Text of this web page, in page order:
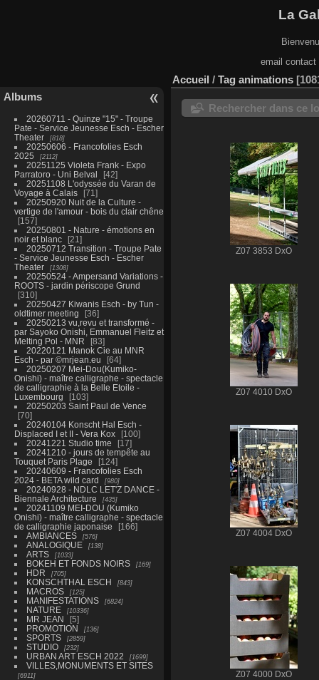
La
email
Albums
20260711 - Quinze "15" - Troupe
Pate - Service Jeunesse Esch - Escher
Theater
818
20250606 - Francofolies Esch
2025
2112
20251125 Violeta Frank - Expo
Parratoro - Uni Belval
42
20251108 L'odyssée du Varan de
Voyage à Calais
71
20250920 Nuit de la Culture -
vertige de l'amour - bois du clair chêne
157
20250801 - Nature - émotions en
noir et blanc
21
20250712 Transition - Troupe Pate
- Service Jeunesse Esch - Escher
Theater
1308
20250524 - Ampersand Variations -
ROOTS - jardin périscope Grund
310
20250427 Kiwanis Esch - by Tun -
oldtimer meeting
36
20250213 vu,revu et transformé -
par Sayoko Onishi, Emmanuel Fleitz et
Melting Pol - MNR
83
20220121 Manok Cie au MNR
Esch - par ©mrjean.eu
64
20250207 Mei-Dou(Kumiko-
Onishi) - maître calligraphe - spectacle
de calligraphie à la Belle Etoile -
Luxembourg
103
20250203 Saint Paul de Vence
70
20240104 Konscht Hal Esch -
Displaced I et II - Vera Kox
100
20241221 Studio time
17
20241210 - jours de tempête au
Touquet Paris Plage
124
20240609 - Francofolies Esch
2024 - BETA wild card
980
20240928 - NDLC LET'Z DANCE -
Biennale Architecture
435
20241109 MEI-DOU (Kumiko
Onishi) - maître calligraphe - spectacle
de calligraphie japonaise
166
AMBIANCES
576
ANALOGIQUE 138
ARTS 1033
BOKEH ET FONDS NOIRS 169
HDR 705
KONSCHTHAL ESCH 843
MACROS 125
MANIFESTATIONS 6824
NATURE 10336
MR JEAN
5
PROMOTION
136
SPORTS 2859
STUDIO 232
URBAN ART ESCH 2022 1699
VILLES,MONUMENTS ET SITES
6911
Accueil / Tag animations
Rechercher dans ce
Z07 3853 DxO
Z07 4010 DxO
Z07 4004 DxO
Z07 4000 DxO